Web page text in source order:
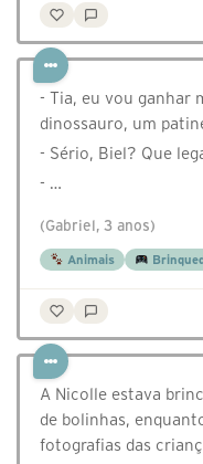
- Tia, eu vou ganhar
dinossauro, um
- Sério, Biel? Que
- …
(Gabriel, 3 anos)
Animais
A Nicolle estava
de bolinhas,
fotografias das